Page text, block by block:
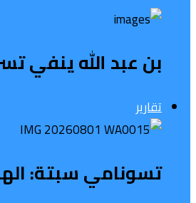
بن عبد الله ينفي
تقارير
تسونامي سبتة: